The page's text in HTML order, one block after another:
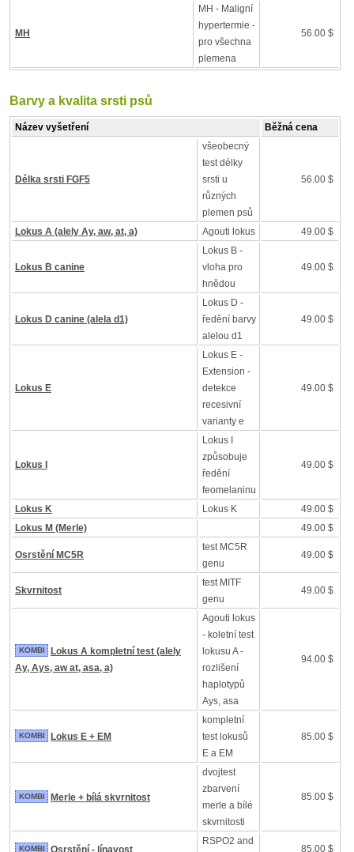
MH
MH - Maligní
hypertermie -
pro všechna
plemena
56.00 $
Barvy a kvalita srsti psů
Název vyšetření Běžná cena
Délka srsti FGF5
všeobecný
test délky
srsti u
různých
plemen psů
56.00 $
Lokus A (alely Ay, aw, at, a) Agouti lokus 49.00 $
Lokus B canine
Lokus B -
vloha pro
hnědou
49.00 $
Lokus D canine (alela d1)
Lokus D -
ředění barvy
alelou d1
49.00 $
Lokus E
Lokus E -
Extension -
detekce
recesivní
varianty e
49.00 $
Lokus I
Lokus I
způsobuje
ředění
feomelaninu
49.00 $
Lokus K Lokus K
49.00 $
Lokus M (Merle)
49.00 $
Osrstění MC5R
test MC5R
genu
49.00 $
Skvrnitost
test MITF
genu
49.00 $
KOMBI
Lokus A kompletní test (alely
Ay, Ays, aw at, asa, a)
Agouti lokus
- koletní test
lokusu A -
rozlišení
haplotypů
Ays, asa
94.00 $
KOMBI Lokus E + EM
kompletní
test lokusů
E a EM
85.00 $
KOMBI Merle + bílá skvrnitost
dvojtest
zbarvení
merle a bílé
skvrnitosti
85.00 $
KOMBI Osrstění - línavost
RSPO2 and
85.00 $